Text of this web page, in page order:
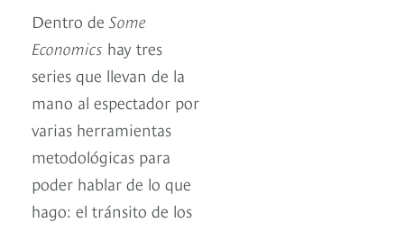
Dentro de Some
Economics hay tres
series que llevan de la
mano al espectador por
varias herramientas
metodológicas para
poder hablar de lo que
hago: el tránsito de los